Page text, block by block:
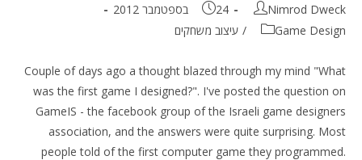
מחבר:
Nimrod Dweck פורסם:
24 בספטמבר 2012
קטגוריה:
Game Design
/ עיצוב משחקים
Couple of days ago a thought blazed through my mind "What
was the first game I designed?". I've posted the question on
GameIS - the facebook group of the Israeli game designers
association, and the answers were quite surprising. Most
people told of the first computer game they programmed.